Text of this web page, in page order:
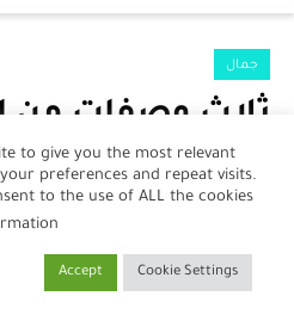
الرضع
جمال
صحة
جمال
ثلاث وصفات من
تزيل السموم من
بواسطةنورلين أحمدفي 24 فبراير، 2024
to give you the most relevant
preferences and repeat visits.
to the use of ALL the cookies.
Cookie Settings
Accept